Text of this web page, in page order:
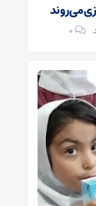
می‌روند
۰